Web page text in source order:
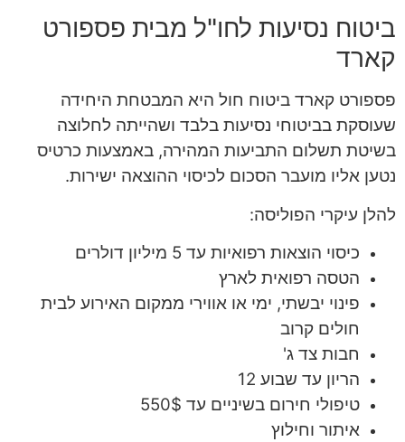
ביטוח נסיעות לחו"ל מבית פספורט
קארד
פספורט קארד ביטוח חול היא המבטחת היחידה
שעוסקת בביטוחי נסיעות בלבד ושהייתה לחלוצה
בשיטת תשלום התביעות המהירה, באמצעות כרטיס
נטען אליו מועבר הסכום לכיסוי ההוצאה ישירות.
להלן עיקרי הפוליסה:
כיסוי הוצאות רפואיות עד 5 מיליון דולרים
הטסה רפואית לארץ
פינוי יבשתי, ימי או אווירי ממקום האירוע לבית
חולים קרוב
חבות צד ג'
הריון עד שבוע 12
טיפולי חירום בשיניים עד 550$
איתור וחילוץ